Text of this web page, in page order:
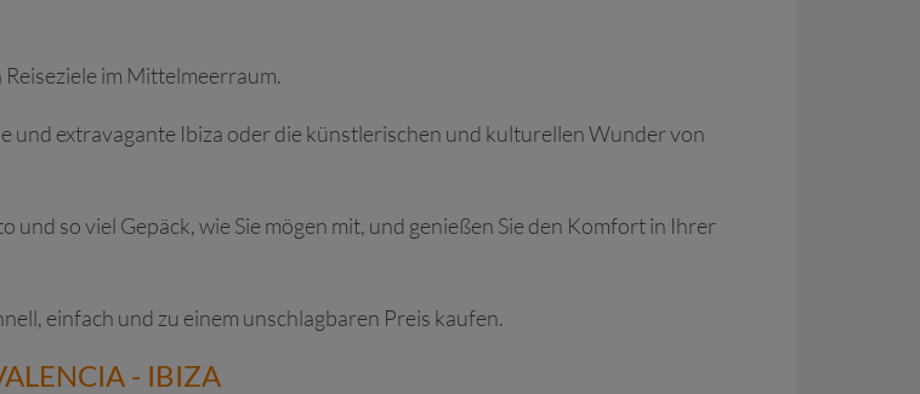
im Mittelmeerraum.
und extravagante Ibiza oder die künstlerischen und kulturellen Wunder von
und so viel Gepäck, wie Sie mögen mit, und genießen Sie den Komfort in Ihrer
einfach und zu einem unschlagbaren Preis kaufen.
- IBIZA